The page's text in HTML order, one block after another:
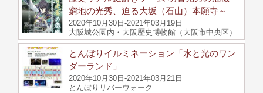
窮地の光秀、迫る大坂（石山）本願寺～
2020年10月30日-2021年03月19日
大阪城公園内・大阪歴史博物館（大阪市中央区）
とんぼりイルミネーション「水と光のワン
ダーランド」
2020年10月30日-2021年03月21日
とんぼりリバーウォーク